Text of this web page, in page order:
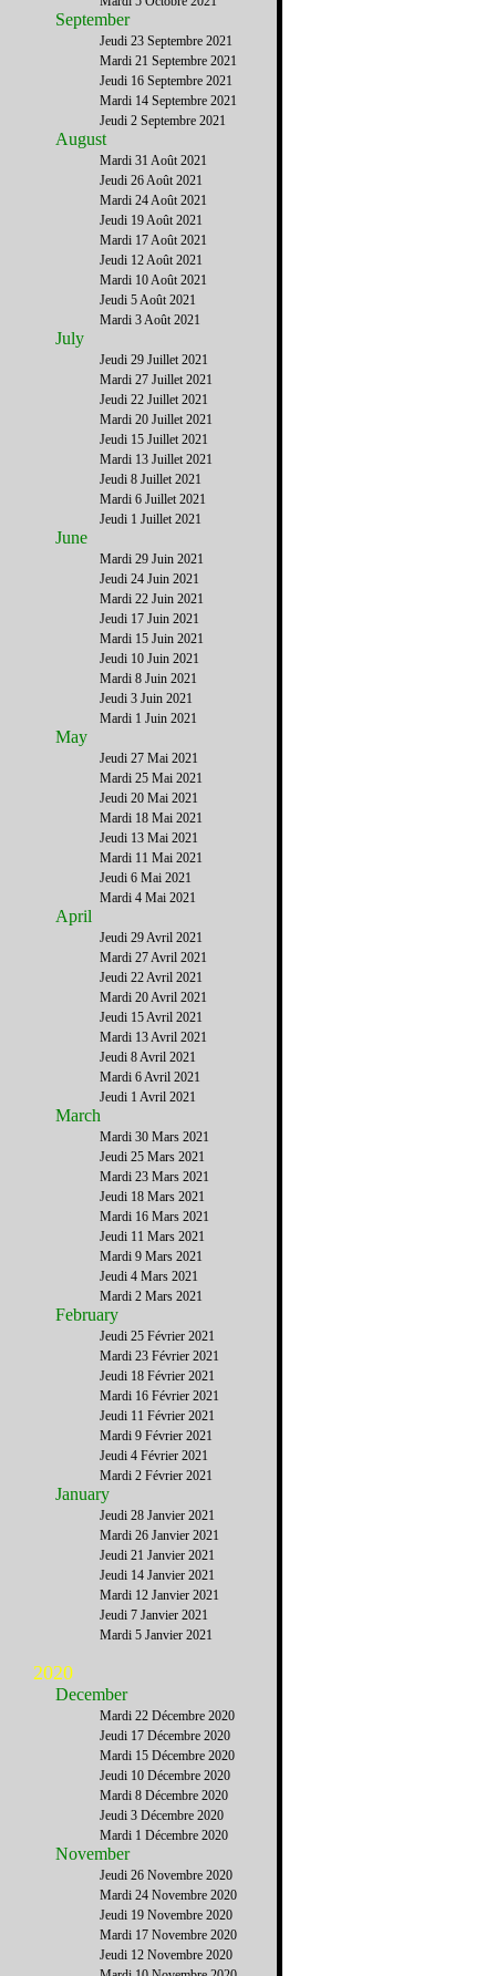
September
Jeudi 23 Septembre 2021
Mardi 21 Septembre 2021
Jeudi 16 Septembre 2021
Mardi 14 Septembre 2021
Jeudi 2 Septembre 2021
August
Mardi 31 Août 2021
Jeudi 26 Août 2021
Mardi 24 Août 2021
Jeudi 19 Août 2021
Mardi 17 Août 2021
Jeudi 12 Août 2021
Mardi 10 Août 2021
Jeudi 5 Août 2021
Mardi 3 Août 2021
July
Jeudi 29 Juillet 2021
Mardi 27 Juillet 2021
Jeudi 22 Juillet 2021
Mardi 20 Juillet 2021
Jeudi 15 Juillet 2021
Mardi 13 Juillet 2021
Jeudi 8 Juillet 2021
Mardi 6 Juillet 2021
Jeudi 1 Juillet 2021
June
Mardi 29 Juin 2021
Jeudi 24 Juin 2021
Mardi 22 Juin 2021
Jeudi 17 Juin 2021
Mardi 15 Juin 2021
Jeudi 10 Juin 2021
Mardi 8 Juin 2021
Jeudi 3 Juin 2021
Mardi 1 Juin 2021
May
Jeudi 27 Mai 2021
Mardi 25 Mai 2021
Jeudi 20 Mai 2021
Mardi 18 Mai 2021
Jeudi 13 Mai 2021
Mardi 11 Mai 2021
Jeudi 6 Mai 2021
Mardi 4 Mai 2021
April
Jeudi 29 Avril 2021
Mardi 27 Avril 2021
Jeudi 22 Avril 2021
Mardi 20 Avril 2021
Jeudi 15 Avril 2021
Mardi 13 Avril 2021
Jeudi 8 Avril 2021
Mardi 6 Avril 2021
Jeudi 1 Avril 2021
March
Mardi 30 Mars 2021
Jeudi 25 Mars 2021
Mardi 23 Mars 2021
Jeudi 18 Mars 2021
Mardi 16 Mars 2021
Jeudi 11 Mars 2021
Mardi 9 Mars 2021
Jeudi 4 Mars 2021
Mardi 2 Mars 2021
February
Jeudi 25 Février 2021
Mardi 23 Février 2021
Jeudi 18 Février 2021
Mardi 16 Février 2021
Jeudi 11 Février 2021
Mardi 9 Février 2021
Jeudi 4 Février 2021
Mardi 2 Février 2021
January
Jeudi 28 Janvier 2021
Mardi 26 Janvier 2021
Jeudi 21 Janvier 2021
Jeudi 14 Janvier 2021
Mardi 12 Janvier 2021
Jeudi 7 Janvier 2021
Mardi 5 Janvier 2021
2020
December
Mardi 22 Décembre 2020
Jeudi 17 Décembre 2020
Mardi 15 Décembre 2020
Jeudi 10 Décembre 2020
Mardi 8 Décembre 2020
Jeudi 3 Décembre 2020
Mardi 1 Décembre 2020
November
Jeudi 26 Novembre 2020
Mardi 24 Novembre 2020
Jeudi 19 Novembre 2020
Mardi 17 Novembre 2020
Jeudi 12 Novembre 2020